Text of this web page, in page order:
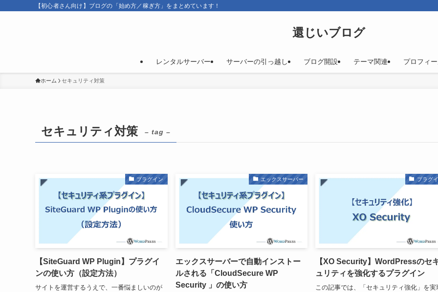
【初心者さん向け】ブログの「始め方／稼ぎ方」をまとめています！
還じいブログ
レンタルサーバー サーバーの引っ越し ブログ開設 テーマ関連 プロフィ
ホーム セキュリティ対策
セキュリティ対策 – tag –
プラグイン
【SiteGuard WP Plugin】プラグイ
ンの使い方（設定方法）
サイトを運営するうえで、一番悩ましいのが
エックスサーバー
エックスサーバーで自動インストー
ルされる「CloudSecure WP
Security 」の使い方
プラグ
【XO Security】WordPressのセ
ュリティを強化するプラグイン
この記事では、「セキュリティ強化」を実